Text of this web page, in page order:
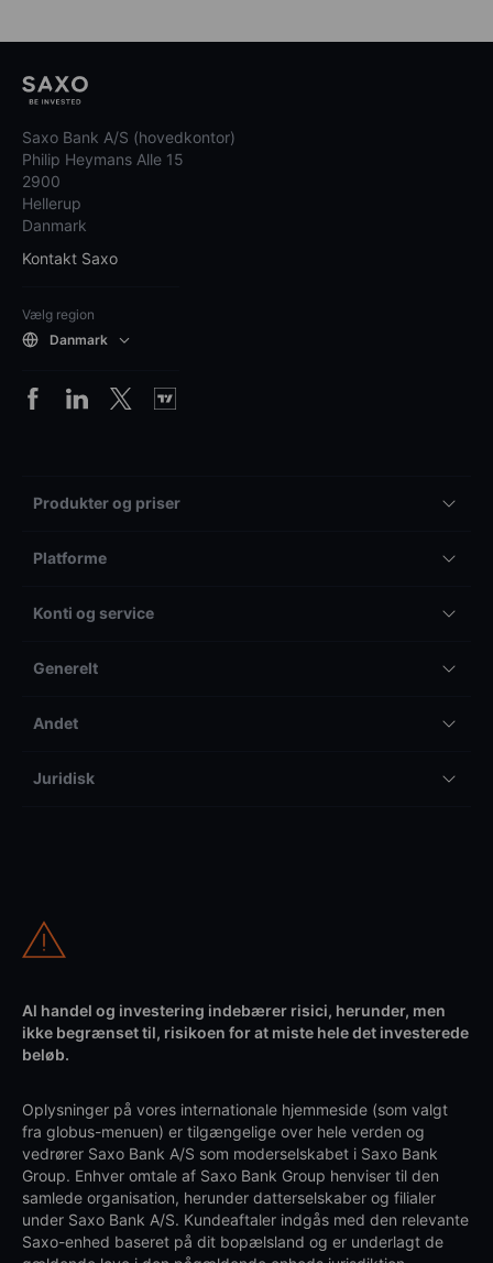
Saxo Bank A/S (hovedkontor)
Philip Heymans Alle 15
2900
Hellerup
Danmark
Kontakt Saxo
Vælg region
Danmark
Produkter og priser
Platforme
Konti og service
Generelt
Andet
Juridisk
Al handel og investering indebærer risici, herunder, men
ikke begrænset til, risikoen for at miste hele det investerede
beløb.
Oplysninger på vores internationale hjemmeside (som valgt
fra globus-menuen) er tilgængelige over hele verden og
vedrører Saxo Bank A/S som moderselskabet i Saxo Bank
Group. Enhver omtale af Saxo Bank Group henviser til den
samlede organisation, herunder datterselskaber og filialer
under Saxo Bank A/S. Kundeaftaler indgås med den relevante
Saxo-enhed baseret på dit bopælsland og er underlagt de